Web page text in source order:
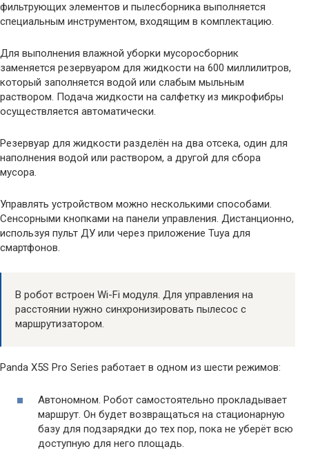
фильтрующих элементов и пылесборника выполняется
специальным инструментом, входящим в комплектацию.
Для выполнения влажной уборки мусоросборник
заменяется резервуаром для жидкости на 600 миллилитров,
который заполняется водой или слабым мыльным
раствором. Подача жидкости на салфетку из микрофибры
осуществляется автоматически.
Резервуар для жидкости разделён на два отсека, один для
наполнения водой или раствором, а другой для сбора
мусора.
Управлять устройством можно несколькими способами.
Сенсорными кнопками на панели управления. Дистанционно,
используя пульт ДУ или через приложение Tuya для
смартфонов.
В робот встроен Wi-Fi модуля. Для управления на
расстоянии нужно синхронизировать пылесос с
маршрутизатором.
Panda X5S Pro Series работает в одном из шести режимов:
Автономном. Робот самостоятельно прокладывает
маршрут. Он будет возвращаться на стационарную
базу для подзарядки до тех пор, пока не уберёт всю
доступную для него площадь.